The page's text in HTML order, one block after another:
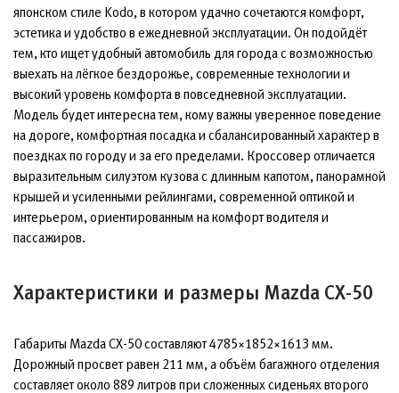
японском стиле Kodo, в котором удачно сочетаются комфорт,
эстетика и удобство в ежедневной эксплуатации. Он подойдёт
тем, кто ищет удобный автомобиль для города с возможностью
выехать на лёгкое бездорожье, современные технологии и
высокий уровень комфорта в повседневной эксплуатации.
Модель будет интересна тем, кому важны уверенное поведение
на дороге, комфортная посадка и сбалансированный характер в
поездках по городу и за его пределами. Кроссовер отличается
выразительным силуэтом кузова с длинным капотом, панорамной
крышей и усиленными рейлингами, современной оптикой и
интерьером, ориентированным на комфорт водителя и
пассажиров.
Характеристики и размеры Mazda CX-50
Габариты Mazda CX-50 составляют 4785×1852×1613 мм.
Дорожный просвет равен 211 мм, а объём багажного отделения
составляет около 889 литров при сложенных сиденьях второго